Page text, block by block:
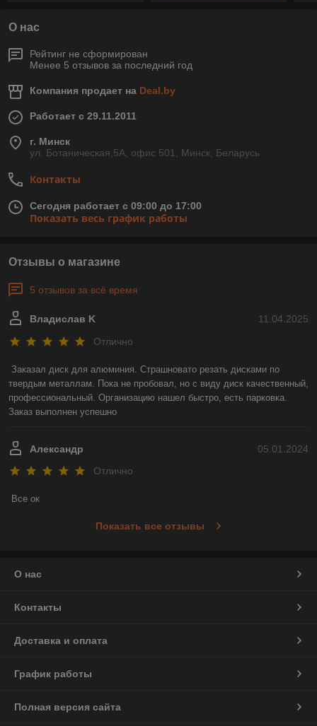
О нас
Рейтинг не сформирован
Менее 5 отзывов за последний год
Компания продает на Deal.by
Работает с 29.11.2011
г. Минск
ул. Ботаническая,5А, офис 501, Минск, Беларусь
Контакты
Сегодня работает с 09:00 до 17:00
Показать весь график работы
Отзывы о магазине
5 отзывов за всё время
11.04.2025
Владислав K
Отлично
Заказал диск для алюминия. Страшновато резать дисками по
твердым металлам. Пока не пробовал, но с виду диск качественный,
профессиональный. Организацию нашел быстро, есть парковка.
Заказ выполнен успешно
05.01.2024
Александр
Отлично
Все ок
Показать все отзывы
О нас
Контакты
Доставка и оплата
График работы
Полная версия сайта